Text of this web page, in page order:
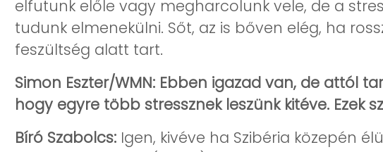
elfutunk előle vagy megharcolunk vele, de a
tudunk elmenekülni. Sőt, az is bőven elég, ha
feszültség alatt tart.
Simon Eszter/WMN: Ebben igazad van, de attól
hogy egyre több stressznek leszünk kitéve.
Bíró Szabolcs: Igen, kivéve ha Szibéria közepén